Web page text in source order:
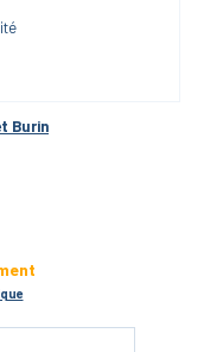
Burin